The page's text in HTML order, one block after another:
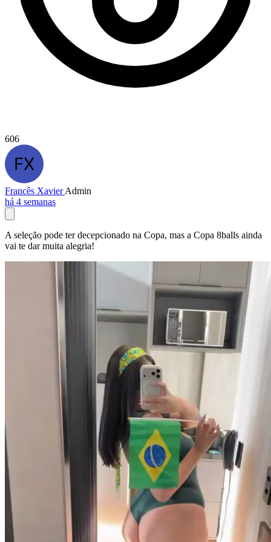
606
Francês XavierAdmin
há 4 semanas
A seleção pode ter decepcionado na Copa, mas a Copa 8balls ainda
vai te dar muita alegria!